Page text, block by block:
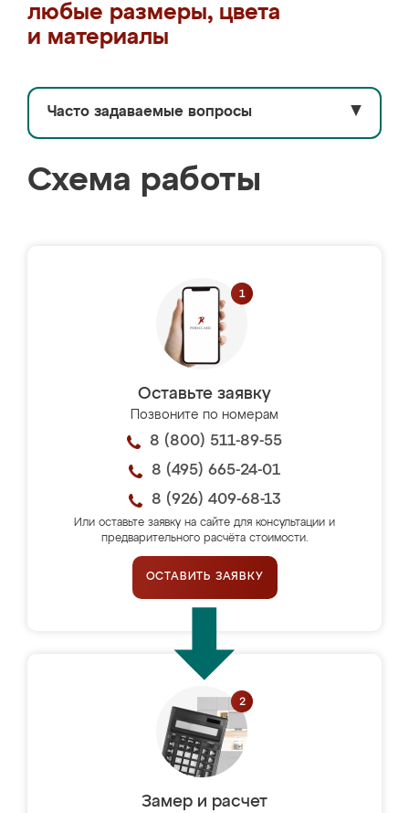
любые размеры, цвета
и материалы
Часто задаваемые вопросы ▼
Схема работы
Оставьте заявку
Позвоните по номерам
8 (800) 511-89-55
8 (495) 665-24-01
8 (926) 409-68-13
Или оставьте заявку на сайте для консультации и
предварительного расчёта стоимости.
ОСТАВИТЬ ЗАЯВКУ
Замер и расчет